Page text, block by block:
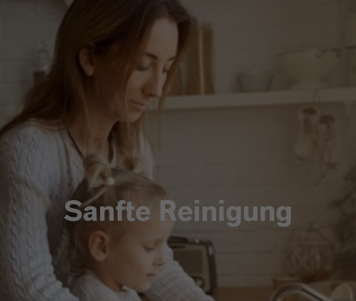
Sanfte Reinigung